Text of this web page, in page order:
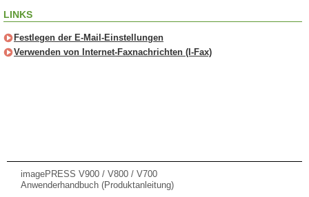
LINKS
Festlegen der E-Mail-Einstellungen
Verwenden von Internet-Faxnachrichten (I-Fax)
imagePRESS V900 / V800 / V700
Anwenderhandbuch (Produktanleitung)